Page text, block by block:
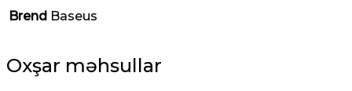
Brend Baseus
Oxşar məhsullar